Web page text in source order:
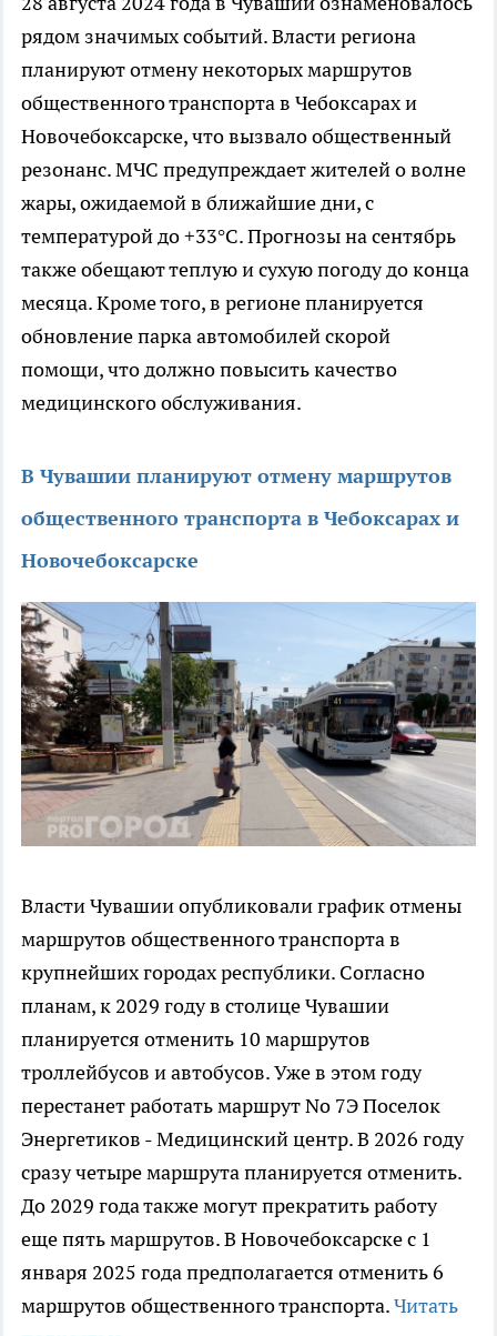
рядом значимых событий. Власти региона
планируют отмену некоторых маршрутов
общественного транспорта в Чебоксарах и
Новочебоксарске, что вызвало общественный
резонанс. МЧС предупреждает жителей о волне
жары, ожидаемой в ближайшие дни, с
температурой до +33°C. Прогнозы на сентябрь
также обещают теплую и сухую погоду до конца
месяца. Кроме того, в регионе планируется
обновление парка автомобилей скорой
помощи, что должно повысить качество
медицинского обслуживания.
В Чувашии планируют отмену маршрутов
общественного транспорта в Чебоксарах и
Новочебоксарске
Власти Чувашии опубликовали график отмены
маршрутов общественного транспорта в
крупнейших городах республики. Согласно
планам, к 2029 году в столице Чувашии
планируется отменить 10 маршрутов
троллейбусов и автобусов. Уже в этом году
перестанет работать маршрут No 7Э Поселок
Энергетиков - Медицинский центр. В 2026 году
сразу четыре маршрута планируется отменить.
До 2029 года также могут прекратить работу
еще пять маршрутов. В Новочебоксарске с 1
января 2025 года предполагается отменить 6
маршрутов общественного транспорта.Читать